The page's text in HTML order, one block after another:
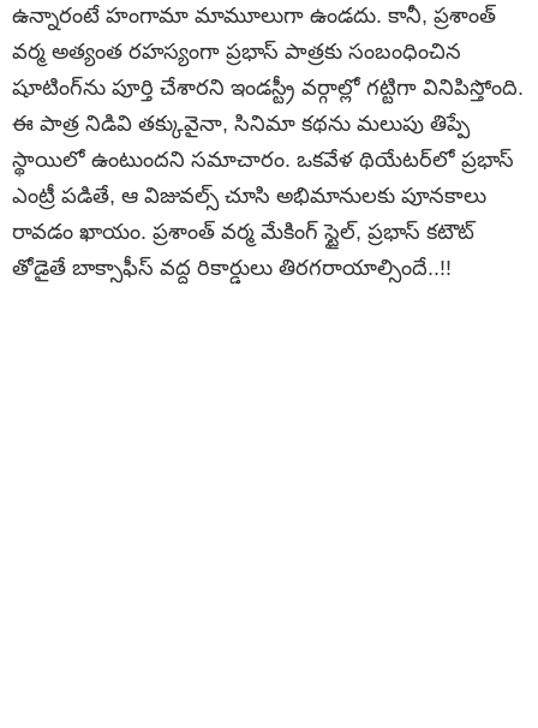
ఉన్నారంటే హంగామా మామూలుగా ఉండదు. కానీ, ప్రశాంత్
వర్మ అత్యంత రహస్యంగా ప్రభాస్ పాత్రకు సంబంధించిన
షూటింగ్‌ను పూర్తి చేశారని ఇండస్ట్రీ వర్గాల్లో గట్టిగా వినిపిస్తోంది.
ఈ పాత్ర నిడివి తక్కువైనా, సినిమా కథను మలుపు తిప్పే
స్థాయిలో ఉంటుందని సమాచారం. ఒకవేళ థియేటర్‌లో ప్రభాస్
ఎంట్రీ పడితే, ఆ విజువల్స్ చూసి అభిమానులకు పూనకాలు
రావడం ఖాయం. ప్రశాంత్ వర్మ మేకింగ్ స్టైల్, ప్రభాస్ కటౌట్
తోడైతే బాక్సాఫీస్ వద్ద రికార్డులు తిరగరాయాల్సిందే..!!